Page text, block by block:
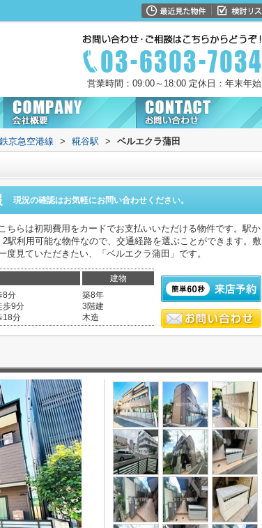
営業時間：09:00～18:00 定休日：年末年始
京急空港線 > 糀谷駅 > ベルエクラ蒲田
現況の確認はお気軽にお問い合わせください。
ちらは初期費用をカードでお支払いいただける物件です。駅か
駅利用可能な物件なので、交通経路を選ぶことができます。敷
見ていただきたい、「ベルエクラ蒲田」です。
建物
8分
歩9分
18分
築8年
3階建
木造